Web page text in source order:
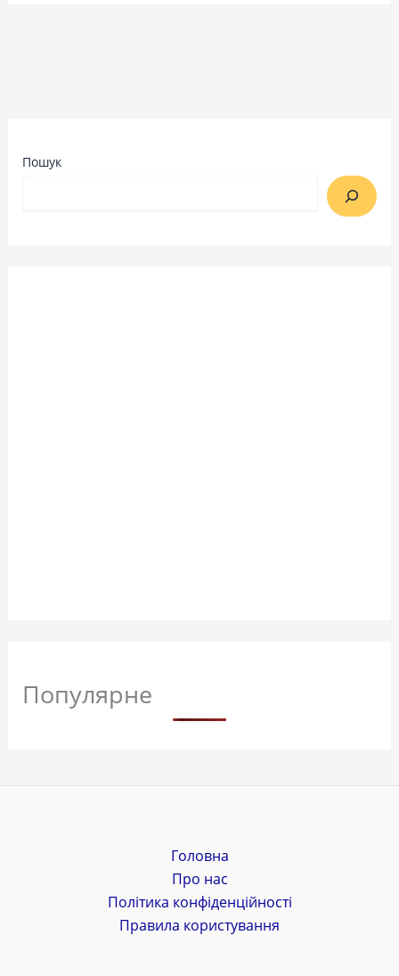
Пошук
Популярне
Головна
Про нас
Політика конфіденційності
Правила користування